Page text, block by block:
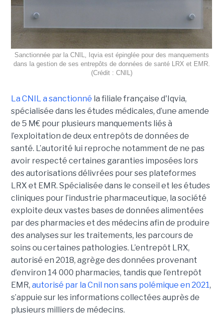
Sanctionnée par la CNIL, Iqvia est épinglée pour des manquements
dans la gestion de ses entrepôts de données de santé LRX et EMR.
(Crédit : CNIL)
La CNIL a sanctionné la filiale française d'Iqvia,
spécialisée dans les études médicales, d’une amende
de 5 M€ pour plusieurs manquements liés à
l’exploitation de deux entrepôts de données de
santé. L’autorité lui reproche notamment de ne pas
avoir respecté certaines garanties imposées lors
des autorisations délivrées pour ses plateformes
LRX et EMR. Spécialisée dans le conseil et les études
cliniques pour l’industrie pharmaceutique, la société
exploite deux vastes bases de données alimentées
par des pharmacies et des médecins afin de produire
des analyses sur les traitements, les parcours de
soins ou certaines pathologies. L’entrepôt LRX,
autorisé en 2018, agrège des données provenant
d’environ 14 000 pharmacies, tandis que l’entrepôt
EMR, autorisé par la Cnil non sans polémique en 2021,
s’appuie sur les informations collectées auprès de
plusieurs milliers de médecins.